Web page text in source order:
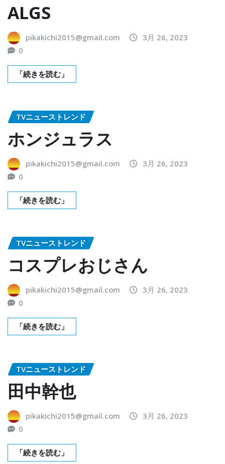
ALGS
pikakichi2015@gmail.com
3月 26, 2023
0
「続きを読む」
TVニューストレンド
ホンジュラス
pikakichi2015@gmail.com
3月 26, 2023
0
「続きを読む」
TVニューストレンド
コスプレおじさん
pikakichi2015@gmail.com
3月 26, 2023
0
「続きを読む」
TVニューストレンド
田中幹也
pikakichi2015@gmail.com
3月 26, 2023
0
「続きを読む」